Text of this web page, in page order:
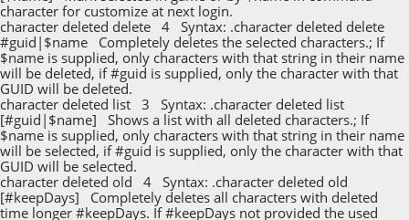
character for customize at next login.
character deleted delete 4 Syntax: .character deleted delete
#guid|$name Completely deletes the selected characters.; If
$name is supplied, only characters with that string in their name
will be deleted, if #guid is supplied, only the character with that
GUID will be deleted.
character deleted list 3 Syntax: .character deleted list
[#guid|$name] Shows a list with all deleted characters.; If
$name is supplied, only characters with that string in their name
will be selected, if #guid is supplied, only the character with that
GUID will be selected.
character deleted old 4 Syntax: .character deleted old
[#keepDays] Completely deletes all characters with deleted
time longer #keepDays. If #keepDays not provided the used